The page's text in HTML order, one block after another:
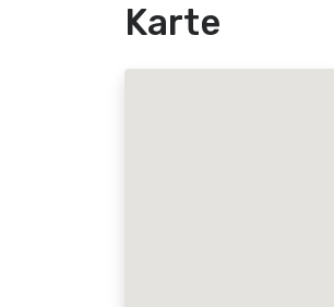
Karte